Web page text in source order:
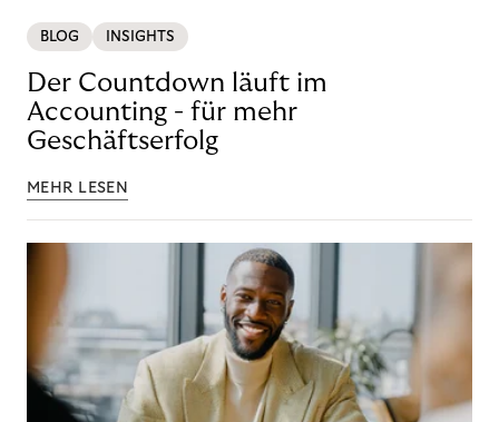
BLOG INSIGHTS
Der Countdown läuft im
Accounting - für mehr
Geschäftserfolg
MEHR LESEN